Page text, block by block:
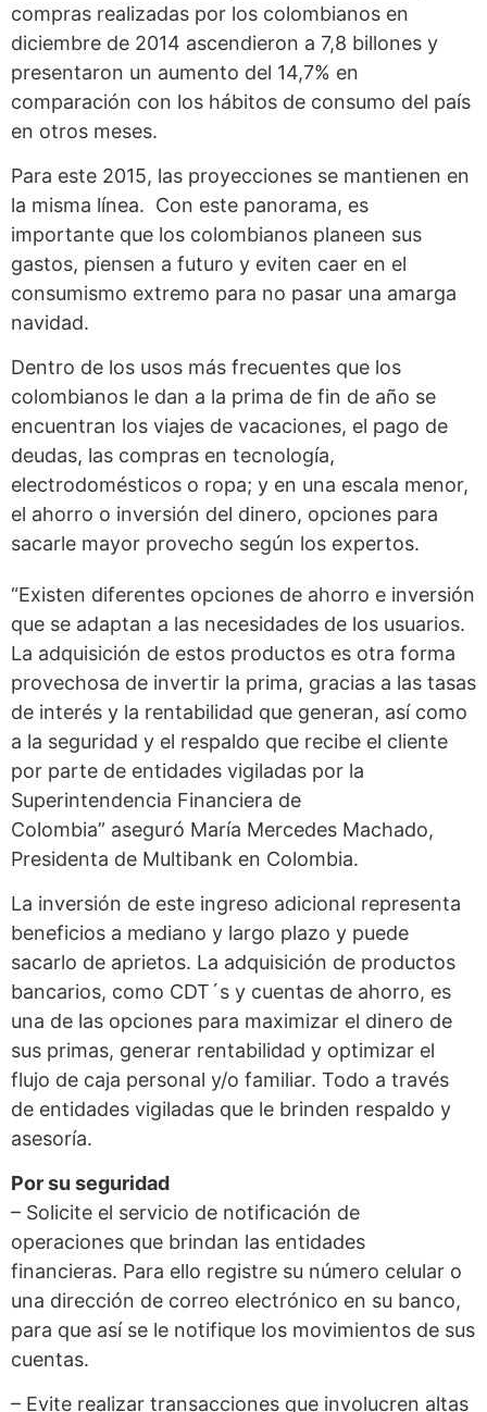
compras realizadas por los colombianos en
diciembre de 2014 ascendieron a 7,8 billones y
presentaron un aumento del 14,7% en
comparación con los hábitos de consumo del país
en otros meses.
Para este 2015, las proyecciones se mantienen en
la misma línea. Con este panorama, es
importante que los colombianos planeen sus
gastos, piensen a futuro y eviten caer en el
consumismo extremo para no pasar una amarga
navidad.
Dentro de los usos más frecuentes que los
colombianos le dan a la prima de fin de año se
encuentran los viajes de vacaciones, el pago de
deudas, las compras en tecnología,
electrodomésticos o ropa; y en una escala menor,
el ahorro o inversión del dinero, opciones para
sacarle mayor provecho según los expertos.
“Existen diferentes opciones de ahorro e inversión
que se adaptan a las necesidades de los usuarios.
La adquisición de estos productos es otra forma
provechosa de invertir la prima, gracias a las tasas
de interés y la rentabilidad que generan, así como
a la seguridad y el respaldo que recibe el cliente
por parte de entidades vigiladas por la
Superintendencia Financiera de
Colombia” aseguró María Mercedes Machado,
Presidenta de Multibank en Colombia.
La inversión de este ingreso adicional representa
beneficios a mediano y largo plazo y puede
sacarlo de aprietos. La adquisición de productos
bancarios, como CDT´s y cuentas de ahorro, es
una de las opciones para maximizar el dinero de
sus primas, generar rentabilidad y optimizar el
flujo de caja personal y/o familiar. Todo a través
de entidades vigiladas que le brinden respaldo y
asesoría.
Por su seguridad
– Solicite el servicio de notificación de
operaciones que brindan las entidades
financieras. Para ello registre su número celular o
una dirección de correo electrónico en su banco,
para que así se le notifique los movimientos de sus
cuentas.
– Evite realizar transacciones que involucren altas